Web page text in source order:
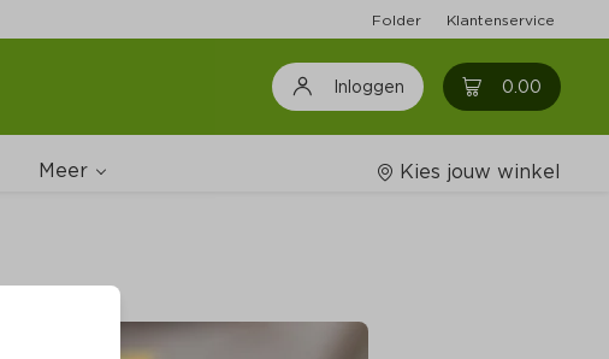
Folder Klantenservice
Inloggen 0.00 0
Meer
Wijnshop
Kies jouw winkel